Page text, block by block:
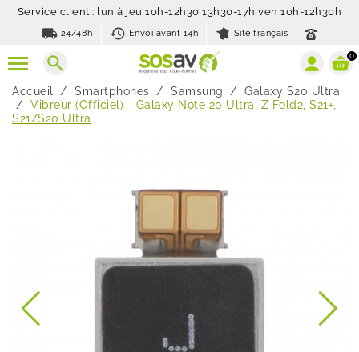
Service client : lun à jeu 10h-12h30 13h30-17h ven 10h-12h30h
local_shipping 24/48h history_toggle_off
Envoi avant 14h Site français
search 0
Accueil Smartphones Samsung
Galaxy S20 Ultra
Vibreur (Officiel) - Galaxy Note 20 Ultra, Z Fold2, S21+,
S21/S20 Ultra